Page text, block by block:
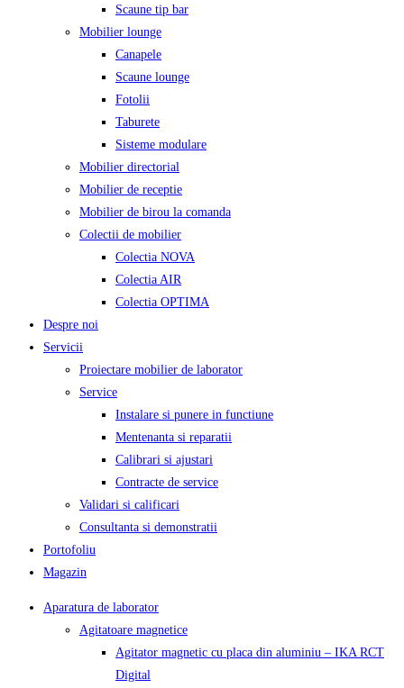
Scaune tip bar
Mobilier lounge
Canapele
Scaune lounge
Fotolii
Taburete
Sisteme modulare
Mobilier directorial
Mobilier de receptie
Mobilier de birou la comanda
Colectii de mobilier
Colectia NOVA
Colectia AIR
Colectia OPTIMA
Despre noi
Servicii
Proiectare mobilier de laborator
Service
Instalare si punere in functiune
Mentenanta si reparatii
Calibrari si ajustari
Contracte de service
Validari si calificari
Consultanta si demonstratii
Portofoliu
Magazin
Aparatura de laborator
Agitatoare magnetice
Agitator magnetic cu placa din aluminiu – IKA RCT
Digital